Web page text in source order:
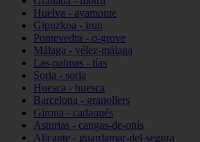
Huelva - ayamonte
Gipuzkoa - irun
Pontevedra - o-grove
Málaga - vélez-málaga
Las-palmas - tías
Soria - soria
Huesca - huesca
Barcelona - granollers
Girona - cadaqués
Asturias - cangas-de-onís
Alicante - guardamar-del-segura